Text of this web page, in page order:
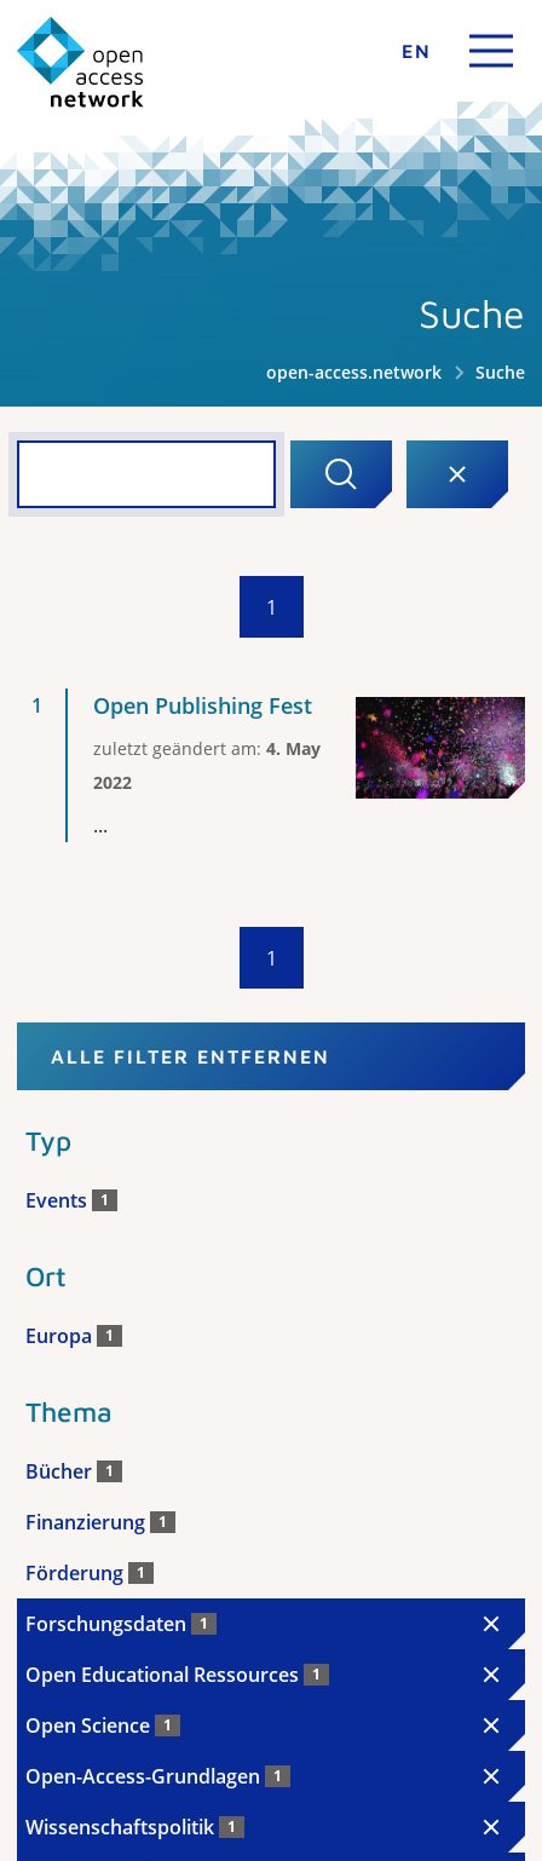
EN
Suche
open-access.network Suche
1
Open Publishing Fest
zuletzt geändert am: 4. May
2022
...
1
ALLE FILTER ENTFERNEN
Typ
Events 1
Ort
Europa 1
Thema
Bücher 1
Finanzierung 1
Förderung 1
Forschungsdaten 1
Open Educational Ressources 1
Open Science 1
Open-Access-Grundlagen 1
Wissenschaftspolitik 1